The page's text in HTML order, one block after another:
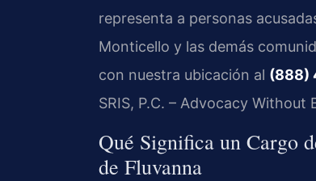
representa a personas
Monticello y las demás
con nuestra ubicación al (888)
SRIS, P.C. – Advocacy Without
Qué Significa un Cargo
de Fluvanna